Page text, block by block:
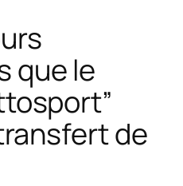
que le
de